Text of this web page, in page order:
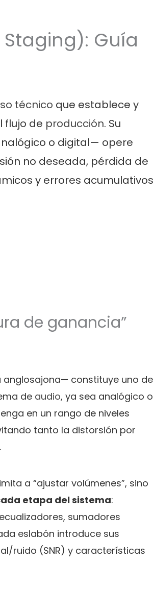
Guía
técnico que establece y
flujo de producción. Su
o digital— opere
no deseada, pérdida de
y errores acumulativos
de ganancia”
anglosajona— constituye uno de
de audio, ya sea analógico o
en un rango de niveles
tanto la distorsión por
a “ajustar volúmenes”, sino
etapa del sistema:
sumadores
eslabón introduce sus
ruido (SNR) y características